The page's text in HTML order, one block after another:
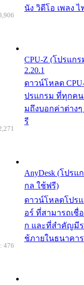
นัง วิดีโอ เพลง
CPU-Z (โปรแก
2.20.1
ดาวน์โหลด
ปรแกรม ที่ทุกคน
มถึงบอกค่าต่าง
รี
AnyDesk (โปร
กล ใช้ฟรี)
ดาวน์โหลดโปร
อร์ ที่สามารถเชื่
ก และที่สำคัญมี
ช้ภายในธนาคา
476